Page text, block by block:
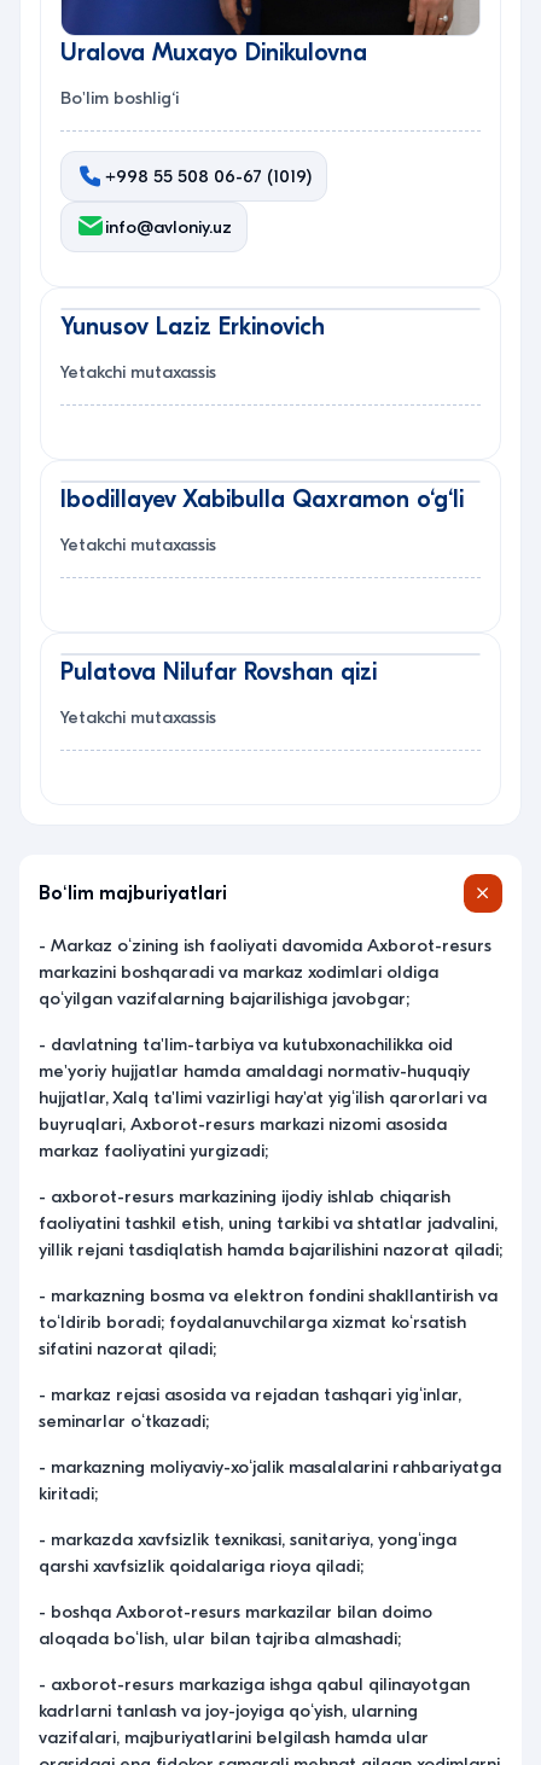
Uralova Muxayo Dinikulovna
Bo'lim boshlig‘i
+998 55 508 06-67 (1019)
info@avloniy.uz
Yunusov Laziz Erkinovich
Yetakchi mutaxassis
Ibodillayev Xabibulla Qaxramon o‘g‘li
Yetakchi mutaxassis
Pulatova Nilufar Rovshan qizi
Yetakchi mutaxassis
Boʻlim majburiyatlari
- Markaz oʻzining ish faoliyati davomida Axborot-resurs
markazini boshqaradi va markaz xodimlari oldiga
qoʻyilgan vazifalarning bajarilishiga javobgar;
- davlatning ta'lim-tarbiya va kutubxonachilikka oid
me'yoriy hujjatlar hamda amaldagi normativ-huquqiy
hujjatlar, Xalq ta'limi vazirligi hay'at yigʻilish qarorlari va
buyruqlari, Axborot-resurs markazi nizomi asosida
markaz faoliyatini yurgizadi;
- axborot-resurs markazining ijodiy ishlab chiqarish
faoliyatini tashkil etish, uning tarkibi va shtatlar jadvalini,
yillik rejani tasdiqlatish hamda bajarilishini nazorat qiladi;
- markazning bosma va elektron fondini shakllantirish va
toʻldirib boradi; foydalanuvchilarga xizmat koʻrsatish
sifatini nazorat qiladi;
- markaz rejasi asosida va rejadan tashqari yigʻinlar,
seminarlar oʻtkazadi;
- markazning moliyaviy-xoʻjalik masalalarini rahbariyatga
kiritadi;
- markazda xavfsizlik texnikasi, sanitariya, yongʻinga
qarshi xavfsizlik qoidalariga rioya qiladi;
- boshqa Axborot-resurs markazilar bilan doimo
aloqada boʻlish, ular bilan tajriba almashadi;
- axborot-resurs markaziga ishga qabul qilinayotgan
kadrlarni tanlash va joy-joyiga qoʻyish, ularning
vazifalari, majburiyatlarini belgilash hamda ular